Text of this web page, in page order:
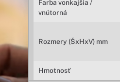
Farba vonkajšia /
vnútorná
Rozmery (ŠxHxV) mm
Hmotnosť